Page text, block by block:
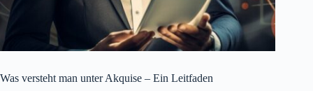
Was versteht man unter Akquise – Ein Leitfaden